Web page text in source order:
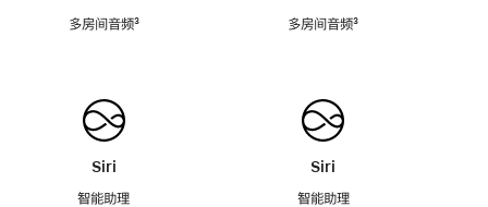
多房间音频脚
³
Siri
智能助理
多房间音频脚
³
Siri
智能助理